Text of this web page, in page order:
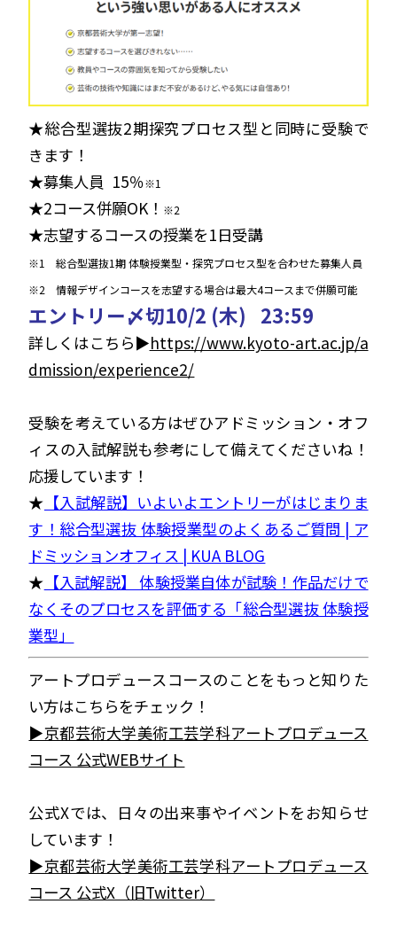
★総合型選抜2期探究プロセス型と同時に受験で
きます！
★募集人員 15％※1
★2コース併願OK！ ※2
★志望するコースの授業を1日受講
※1 総合型選抜1期 体験授業型・探究プロセス型を合わせた募集人員
※2 情報デザインコースを志望する場合は最大4コースまで併願可能
エントリー〆切10/2 (木) 23:59
詳しくはこちら▶️https://www.kyoto-art.ac.jp/a
dmission/experience2/
受験を考えている方はぜひアドミッション・オフ
ィスの入試解説も参考にして備えてくださいね！
応援しています！
★ 【入試解説】いよいよエントリーがはじまりま
す！総合型選抜 体験授業型のよくあるご質問 | ア
ドミッションオフィス | KUA BLOG
★ 【入試解説】 体験授業自体が試験！作品だけで
なくそのプロセスを評価する「総合型選抜 体験授
業型」
アートプロデュースコースのことをもっと知りた
い方はこちらをチェック！
▶️京都芸術大学美術工芸学科アートプロデュース
コース 公式WEBサイト
公式Xでは、日々の出来事やイベントをお知らせ
しています！
▶️京都芸術大学美術工芸学科アートプロデュース
コース 公式X（旧Twitter）